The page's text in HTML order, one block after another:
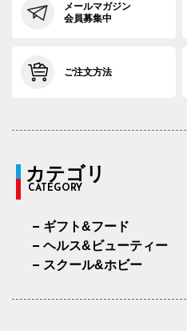
メールマガジン
会員募集中
ご注文方法
カテゴリ
CATEGORY
ギフト&フード
ヘルス&ビューティー
スクール&ホビー